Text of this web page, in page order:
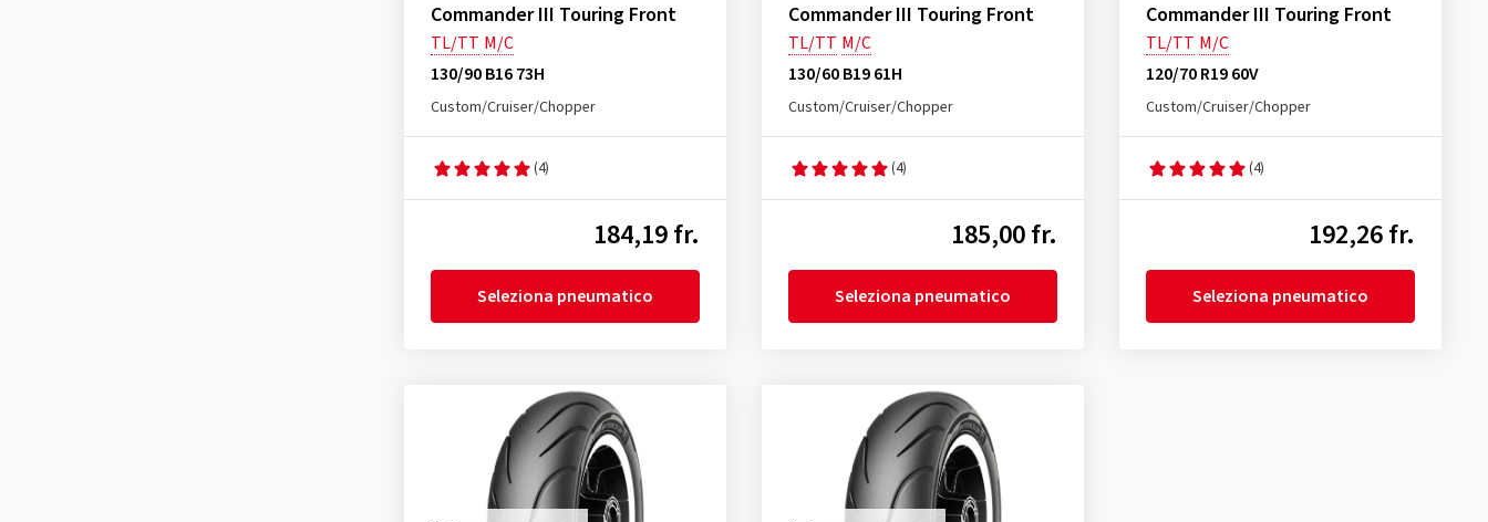
Commander III Touring Front
TL/TT M/C
130/90 B16 73H
Custom/Cruiser/Chopper
(4)
184,19 fr.
Seleziona pneumatico
Commander III Touring Front
TL/TT M/C
130/60 B19 61H
Custom/Cruiser/Chopper
(4)
185,00 fr.
Seleziona pneumatico
Commander III Touring Front
TL/TT M/C
120/70 R19 60V
Custom/Cruiser/Chopper
(4)
192,26 fr.
Seleziona pneumatico